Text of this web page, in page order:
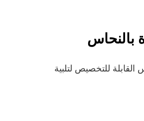
بالنحاس
للتخصيص لتلبية